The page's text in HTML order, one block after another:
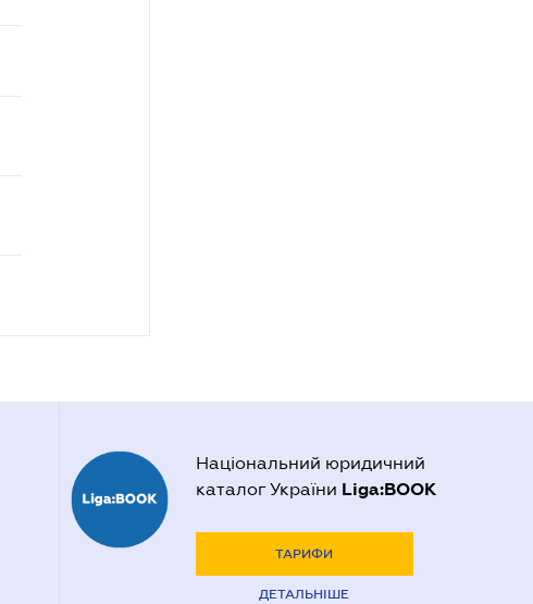
Національний юридичний
каталог України Liga:BOOK
ТАРИФИ
ДЕТАЛЬНІШЕ